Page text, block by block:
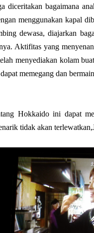
diceritakan bagaimana
menggunakan kapal
dewasa, diajarkan
Aktifitas yang
menyediakan kolam
memegang dan
Hokkaido ini dapat
tidak akan terlewatkan,